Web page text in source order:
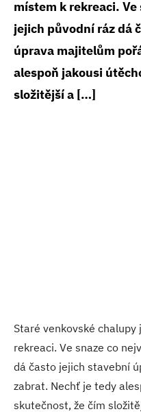
místem k rekreaci.
jejich původní ráz dá
úprava majitelům
alespoň jakousi
složitější a […]
Staré venkovské
rekreaci. Ve snaze co
dá často jejich stavební
zabrat. Nechť je tedy
skutečnost, že čím